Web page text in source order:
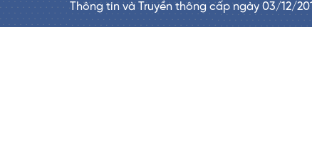
Thông tin và Truyền thông cấp ngày 03/12/